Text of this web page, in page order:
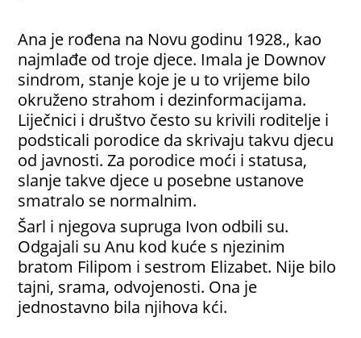
Ana je rođena na Novu godinu 1928., kao
najmlađe od troje djece. Imala je Downov
sindrom, stanje koje je u to vrijeme bilo
okruženo strahom i dezinformacijama.
Liječnici i društvo često su krivili roditelje i
podsticali porodice da skrivaju takvu djecu
od javnosti. Za porodice moći i statusa,
slanje takve djece u posebne ustanove
smatralo se normalnim.
Šarl i njegova supruga Ivon odbili su.
Odgajali su Anu kod kuće s njezinim
bratom Filipom i sestrom Elizabet. Nije bilo
tajni, srama, odvojenosti. Ona je
jednostavno bila njihova kći.